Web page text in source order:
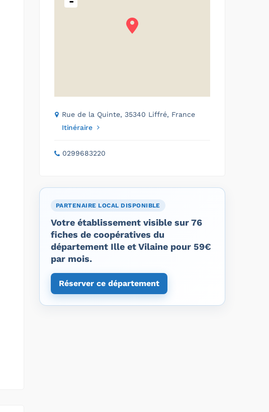
Rue de la Quinte, 35340 Liffré, France
Itinéraire
0299683220
PARTENAIRE LOCAL DISPONIBLE
Votre établissement visible sur 76
fiches de coopératives du
département Ille et Vilaine pour 59€
par mois.
Réserver ce département